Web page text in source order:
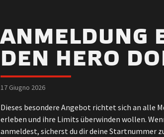
ANMELDUNG
DEN HERO
17 Giugno 2026
Dieses besondere Angebot richtet sich an alle
erleben und ihre Limits überwinden wollen.
anmeldest, sicherst du dir deine Startnummer